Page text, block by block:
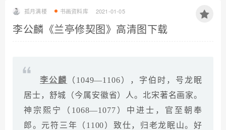
孤月满楼 书画资料库 2021-01-05
李公麟《兰亭修契图》高清图下载
李公麟
（1049—1106），字伯时，号龙眠
居士，舒城（今属安徽省）人。北宋著名画家。
神宗熙宁（1068—1077）中进士，官至朝奉
郎。元符三年（1100）致仕，归老龙眠山。好